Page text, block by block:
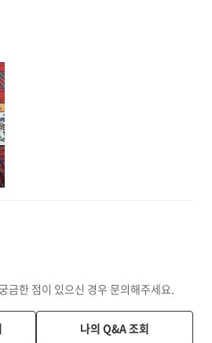
금한 점이 있으신 경우 문의해주세요.
나의 Q&A 조회